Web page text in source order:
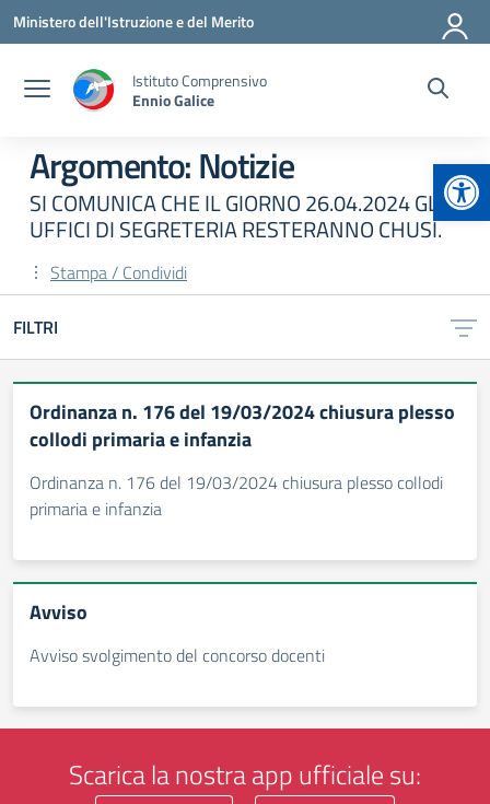
Vai ai contenuti
Vai al menu di navigazione
Vai al footer
Ministero dell'Istruzione e del Merito
Istituto Comprensivo
Ennio Galice
Argomento: Notizie
SI COMUNICA CHE IL GIORNO 26.04.2024 GLI
UFFICI DI SEGRETERIA RESTERANNO CHUSI.
Stampa / Condividi
FILTRI
Ordinanza n. 176 del 19/03/2024 chiusura plesso
collodi primaria e infanzia
Ordinanza n. 176 del 19/03/2024 chiusura plesso collodi
primaria e infanzia
Avviso
Avviso svolgimento del concorso docenti
Scarica la nostra app ufficiale su: